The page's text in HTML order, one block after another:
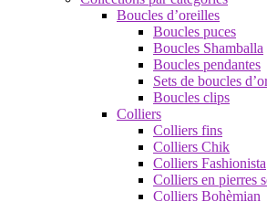
Boucles d’oreilles
Boucles puces
Boucles Shamballa
Boucles pendantes
Sets de boucles
Boucles clips
Colliers
Colliers fins
Colliers Chik
Colliers Fashionista
Colliers en pierres
Colliers Bohèmian